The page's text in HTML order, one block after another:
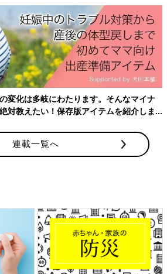
服、おむつストック、ミルクストックな
スで、上手な作り方があったら知りたい
洋服など、意外とスペースをとる子ども
たずら、誤飲などを防止する片付け方法
ました。
湿ローションや綿棒など、フローのもの
付きの構造でカラーボックスやワゴンに
う場所に置く必要がないので、
ベビーベ
の天袋、納戸などにストック品コーナー
変化は多岐にわたります。そんなマイナ
対教えたい！保存版アイテムを紹介しま
連載一覧へ